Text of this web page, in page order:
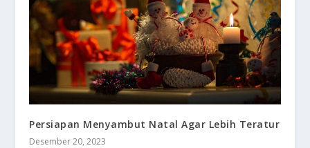
Persiapan Menyambut Natal Agar Lebih Teratur
Desember 20, 2023